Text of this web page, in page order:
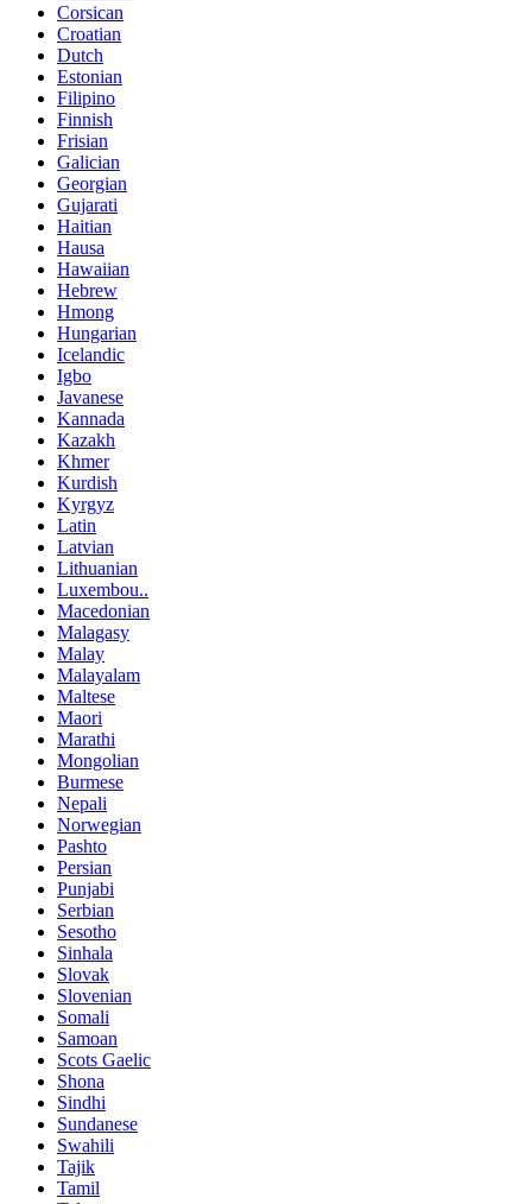
Corsican
Croatian
Dutch
Estonian
Filipino
Finnish
Frisian
Galician
Georgian
Gujarati
Haitian
Hausa
Hawaiian
Hebrew
Hmong
Hungarian
Icelandic
Igbo
Javanese
Kannada
Kazakh
Khmer
Kurdish
Kyrgyz
Latin
Latvian
Lithuanian
Luxembou..
Macedonian
Malagasy
Malay
Malayalam
Maltese
Maori
Marathi
Mongolian
Burmese
Nepali
Norwegian
Pashto
Persian
Punjabi
Serbian
Sesotho
Sinhala
Slovak
Slovenian
Somali
Samoan
Scots Gaelic
Shona
Sindhi
Sundanese
Swahili
Tajik
Tamil